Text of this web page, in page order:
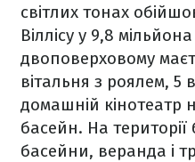
світлих тонах
Віллісу у 9,8
двоповерховому
вітальня з роялем, 5
домашній кінотеатр
басейн. На території
басейни, веранда і